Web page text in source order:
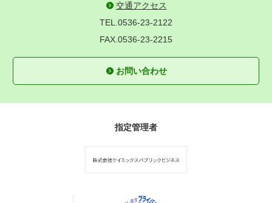
交通アクセス
TEL.0536-23-2122
FAX.0536-23-2215
お問い合わせ
指定管理者